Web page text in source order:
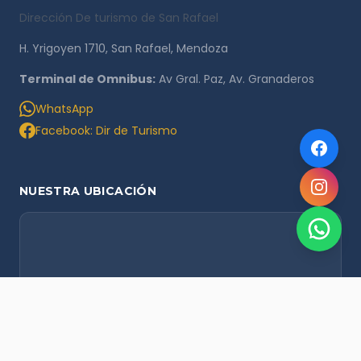
Dirección De turismo de San Rafael
H. Yrigoyen 1710, San Rafael, Mendoza
Terminal de Omnibus: Av Gral. Paz, Av. Granaderos
WhatsApp
Facebook: Dir de Turismo
NUESTRA UBICACIÓN